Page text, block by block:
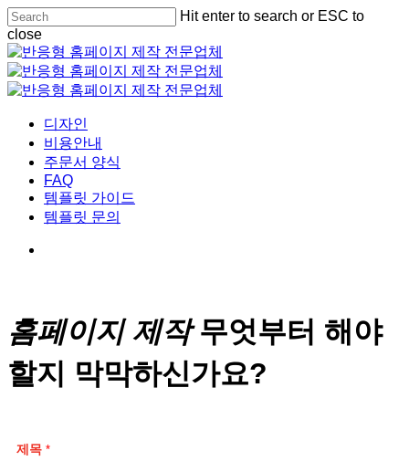
Skip
to
main
content
Hit enter to search or ESC to
close
Close
Search
Menu
디자인
비용안내
주문서 양식
FAQ
템플릿 가이드
템플릿 문의
홈페이지 제작무엇부터 해야
할지 막막하신가요?
제목 *